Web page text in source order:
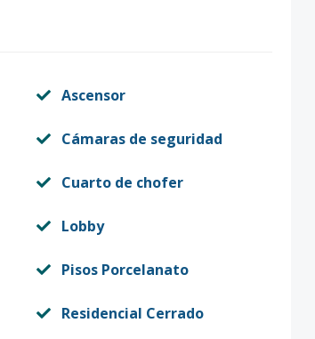
Ascensor
Cámaras de seguridad
Cuarto de chofer
Lobby
Pisos Porcelanato
Residencial Cerrado